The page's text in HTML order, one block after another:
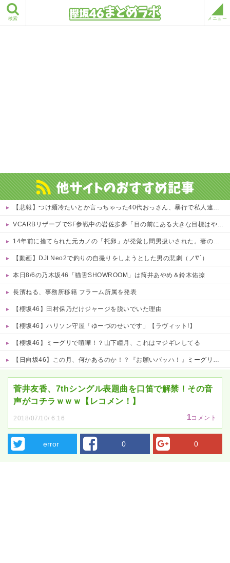
検索 メニュー
【悲報】つけ麺冷たいとか言っちゃった40代おっさん、暴行で私人逮捕されるｗｗｗｗ 他
VCARBリザーブでSF参戦中の岩佐歩夢「目の前にある大きな目標はやはりF1のレギュラーシート獲得」
14年前に捨てられた元カノの「托卵」が発覚し間男扱いされた。妻の疑いの視線の中、昔捨てずに残していた『〇〇』を持ち出した結果←修理屋のオッサンの技術力とノリが神すぎる
【動画】DJI Neo2で釣りの自撮りをしようとした男の悲劇（ノ∇`）
本日8/6の乃木坂46「猫舌SHOWROOM」は筒井あやめ＆鈴木佑捺
長濱ねる、事務所移籍 フラーム所属を発表
【櫻坂46】田村保乃だけジャージを脱いでいた理由
【櫻坂46】ハリソン守屋「ゆーづのせいです」【ラヴィット!】
【櫻坂46】ミーグリで喧嘩！？山下瞳月、これはマジギレしてる
【日向坂46】この月、何かあるのか！？『お願いバッハ！』ミーグリ日程がこちら
菅井友香、7thシングル表題曲を口笛で解禁！その音
声がコチラｗｗｗ【レコメン！】
2018/07/10/ 6:16 1コメント
error 0 0